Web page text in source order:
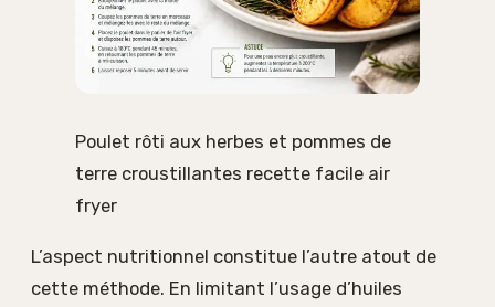
Poulet rôti aux herbes et pommes de
terre croustillantes recette facile air
fryer
L’aspect nutritionnel constitue l’autre atout de
cette méthode. En limitant l’usage d’huiles